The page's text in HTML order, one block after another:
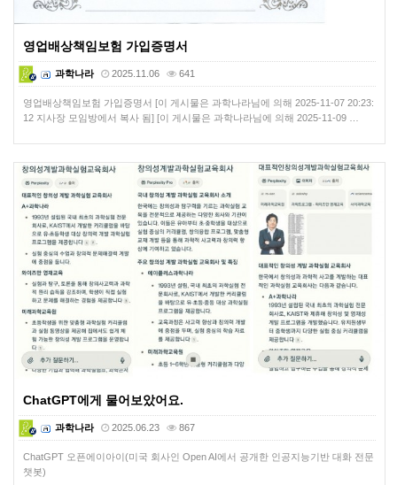
영업배상책임보험 가입증명서
과학나라 2025.11.06 641
영업배상책임보험 가입증명서 [이 게시물은 과학나라님에 의해 2025-11-07 20:23:
12 지사장 모임방에서 복사 됨] [이 게시물은 과학나라님에 의해 2025-11-09 …
ChatGPT에게 물어보았어요.
과학나라 2025.06.23 867
ChatGPT 오픈에이아이(미국 회사인 Open AI에서 공개한 인공지능기반 대화 전문
챗봇)